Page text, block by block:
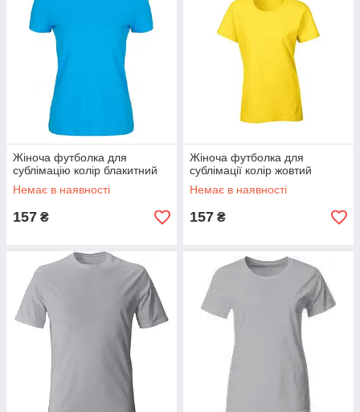
Жіноча футболка для
сублімацію колір блакитний
Немає в наявності
157 ₴
Жіноча футболка для
сублімації колір жовтий
Немає в наявності
157 ₴